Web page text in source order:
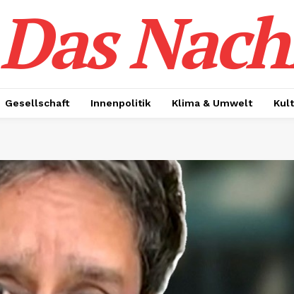
Das
Gesellschaft Innenpolitik Klima & Umwelt